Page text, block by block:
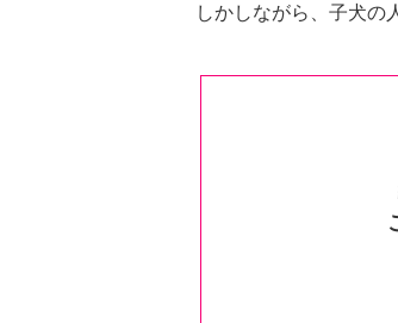
しかしながら、子犬の